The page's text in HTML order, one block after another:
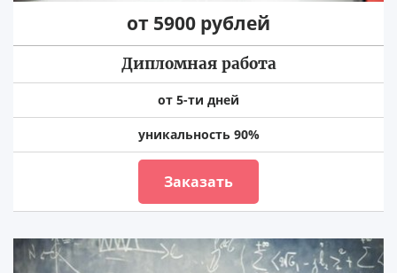
от 5900 рублей
Дипломная работа
от 5-ти дней
уникальность 90%
Заказать